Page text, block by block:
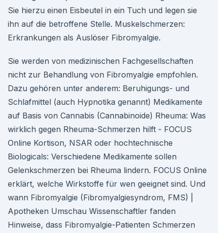
Sie hierzu einen Eisbeutel in ein Tuch und legen sie
ihn auf die betroffene Stelle. Muskelschmerzen:
Erkrankungen als Auslöser Fibromyalgie.
Sie werden von medizinischen Fachgesellschaften
nicht zur Behandlung von Fibromyalgie empfohlen.
Dazu gehören unter anderem: Beruhigungs- und
Schlafmittel (auch Hypnotika genannt) Medikamente
auf Basis von Cannabis (Cannabinoide) Rheuma: Was
wirklich gegen Rheuma-Schmerzen hilft - FOCUS
Online Kortison, NSAR oder hochtechnische
Biologicals: Verschiedene Medikamente sollen
Gelenkschmerzen bei Rheuma lindern. FOCUS Online
erklärt, welche Wirkstoffe für wen geeignet sind. Und
wann Fibromyalgie (Fibromyalgiesyndrom, FMS) |
Apotheken Umschau Wissenschaftler fanden
Hinweise, dass Fibromyalgie-Patienten Schmerzen